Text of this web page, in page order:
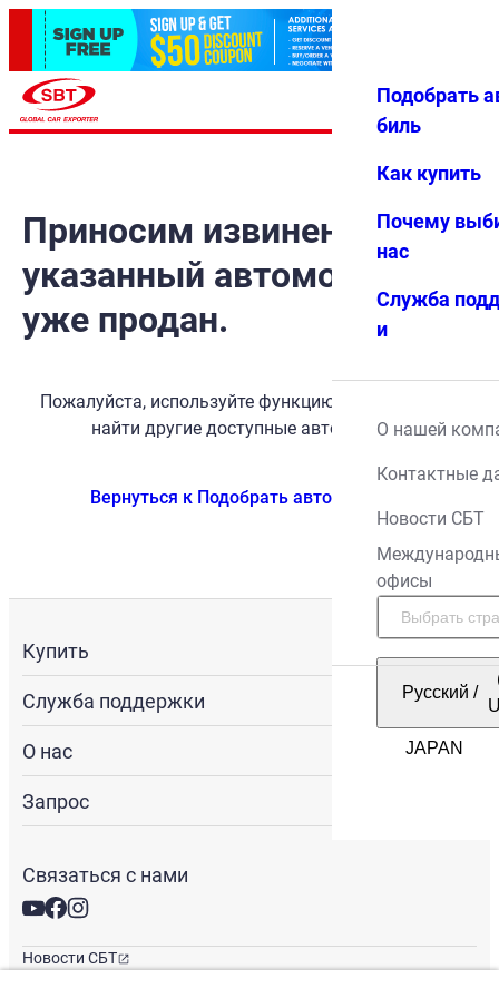
Избранн
Меню
Подобрать
биль
Как купить
Почему
нас
Служба
и
О нашей
Контактные
Новости СБТ
офисы
Русский /
Приносим извинения, но
указанный автомобиль
уже продан.
Пожалуйста, используйте функцию поиска, чтобы
найти другие доступные автомобили.
Вернуться к Подобрать автомобиль
Купить
Служба поддержки
О нас
Запрос
Связаться с нами
Новости СБТ